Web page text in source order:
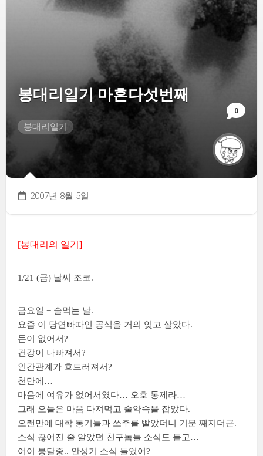
0
봉대리일기 마흔다섯번째
봉대리일기
2007년 8월 5일
[봉대리의 일기]
1/21 (금) 날씨 조코.
금요일 = 술먹는 날.
요즘 이 당연빠따인 공식을 거의 잊고 살았다.
돈이 없어서?
건강이 나빠져서?
인간관계가 흐트러져서?
천만에…
마음에 여유가 없어서였다… 오호 통제라…
그래 오늘은 마음 다져먹고 술약속을 잡았다.
오랜만에 대학 동기들과 쏘주를 빨았더니 기분 째지더군.
소식 끊어진 줄 알았던 친구놈들 소식도 듣고…
어이 봉달중.. 안성기 소식 들었어?